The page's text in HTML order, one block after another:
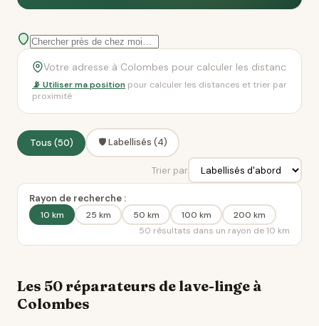
📡 Utiliser ma position pour calculer les distances et trier par
proximité
Tous (50) 🛡️ Labellisés (4)
Trier par
Rayon de recherche :
10 km 25 km 50 km 100 km
200 km
50 résultats dans un rayon de 10 km
Les 50 réparateurs de lave-linge à
Colombes